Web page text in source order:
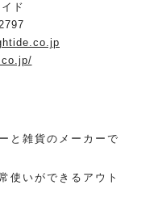
ド
と雑貨のメーカーで
使いができるアウト